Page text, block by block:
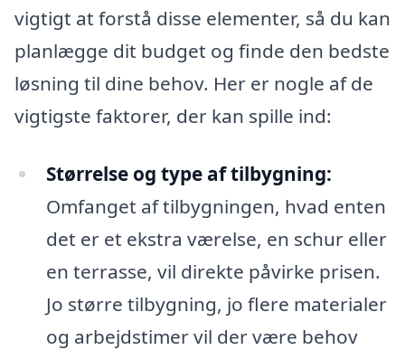
vigtigt at forstå disse elementer, så du kan
planlægge dit budget og finde den bedste
løsning til dine behov. Her er nogle af de
vigtigste faktorer, der kan spille ind:
Størrelse og type af tilbygning:
Omfanget af tilbygningen, hvad enten
det er et ekstra værelse, en schur eller
en terrasse, vil direkte påvirke prisen.
Jo større tilbygning, jo flere materialer
og arbejdstimer vil der være behov